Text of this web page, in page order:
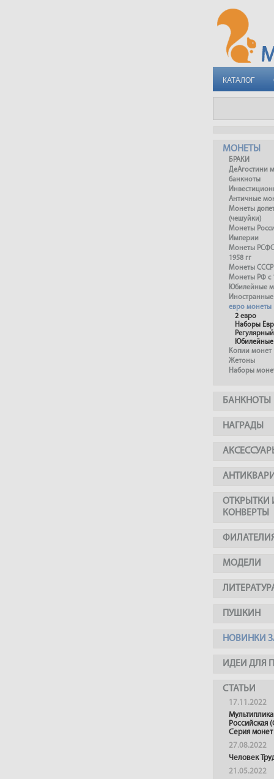
КАТАЛОГ
МОНЕТЫ
БРАКИ
ДеАгостини
банкноты
Античные
Монеты
(чешуйки)
Монеты
Империи
Монеты
1958 гг
Монеты СССР
Монеты РФ с
Юбилейные
евро монеты
2 евро
Наборы
Юбилейные
Копии монет
Жетоны
Наборы
БАНКНОТЫ
НАГРАДЫ
ОТКРЫТКИ
КОНВЕРТЫ
МОДЕЛИ
ПУШКИН
НОВИНКИ
ИДЕИ ДЛЯ
СТАТЬИ
17.11.2022
Российская
Серия монет
27.08.2022
Человек
21.05.2022